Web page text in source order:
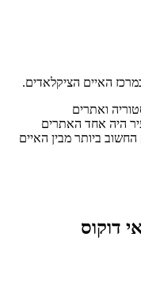
האיים הציקלאדים.
ואתרים
היה אחד האתרים
ביותר מבין האיים
דוקוס